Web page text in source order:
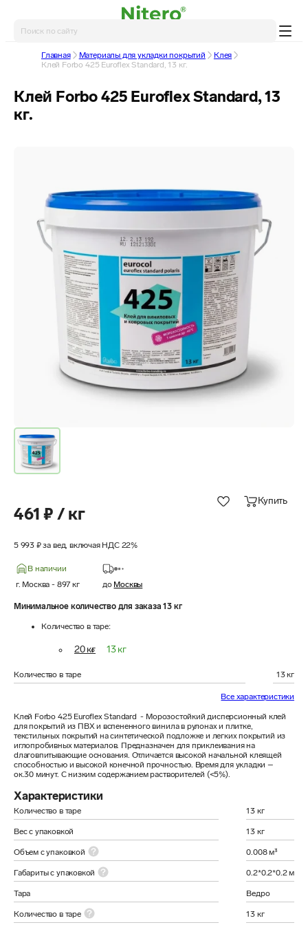
Главная Материалы для укладки покрытий
Клея
Клей Forbo 425 Euroflex Standard, 13 кг.
Клей Forbo 425 Euroflex Standard, 13
кг.
461 ₽ / кг
5 993 ₽ за вед, включая НДС 22%
Купить
В наличии
г. Москва - 897 кг до Москвы
Минимальное количество для заказа 13 кг
Количество в таре:
20 кг 13 кг
Количество в таре 13 кг
Все характеристики
Клей Forbo 425 Euroflex Standard  - Морозостойкий дисперсионный клей
для покрытий из ПВХ и вспененного винила в рулонах и плитке,
текстильных покрытий на синтетической подложке и легких покрытий из
иглопробивных материалов. Предназначен для приклеивания на
dлаговпитывающие основания. Отличается высокой начальной клеящей
способностью и высокой конечной прочностью. Время для укладки –
ок.30 минут. С низким содержанием растворителей (<5%).
Характеристики
Количество в таре 13 кг
Вес с упаковкой 13 кг
Объем с упаковкой 0.008 м³
Габариты с упаковкой 0.2*0.2*0.2 м
Тара Ведро
Количество в таре 13 кг